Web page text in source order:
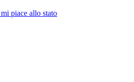
piace allo stato